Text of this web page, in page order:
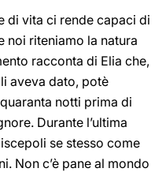
di vita ci rende capaci di
noi riteniamo la natura
racconta di Elia che,
aveva dato, potè
notti prima di
Durante l’ultima
se stesso come
Non c’è pane al mondo